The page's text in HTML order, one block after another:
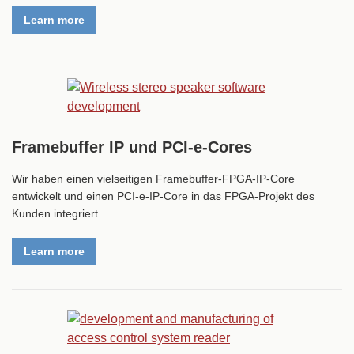
Learn more
Framebuffer IP und PCI-e-Cores
Wir haben einen vielseitigen Framebuffer-FPGA-IP-Core
entwickelt und einen PCI-e-IP-Core in das FPGA-Projekt des
Kunden integriert
Learn more